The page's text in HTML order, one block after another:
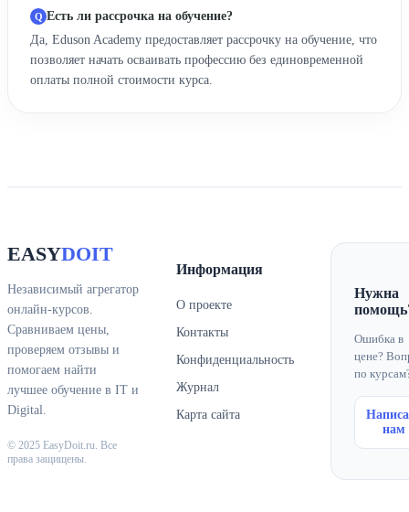
Есть ли рассрочка на обучение?
Да, Eduson Academy предоставляет рассрочку на обучение, что
позволяет начать осваивать профессию без единовременной
оплаты полной стоимости курса.
EASYDOIT
Независимый агрегатор
онлайн-курсов.
Сравниваем цены,
проверяем отзывы и
помогаем найти
лучшее обучение в IT и
Digital.
© 2025 EasyDoit.ru. Все
права защищены.
Информация
О проекте
Контакты
Конфиденциальность
Журнал
Карта сайта
Нужна
Ошибка в
цене?
по
нам